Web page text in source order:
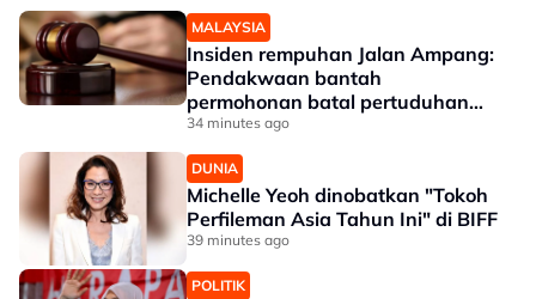
MALAYSIA
Insiden rempuhan Jalan Ampang:
Pendakwaan bantah
permohonan batal pertuduhan
bunuh
34 minutes ago
DUNIA
Michelle Yeoh dinobatkan "Tokoh
Perfileman Asia Tahun Ini" di BIFF
39 minutes ago
POLITIK